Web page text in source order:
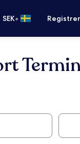
SEK•